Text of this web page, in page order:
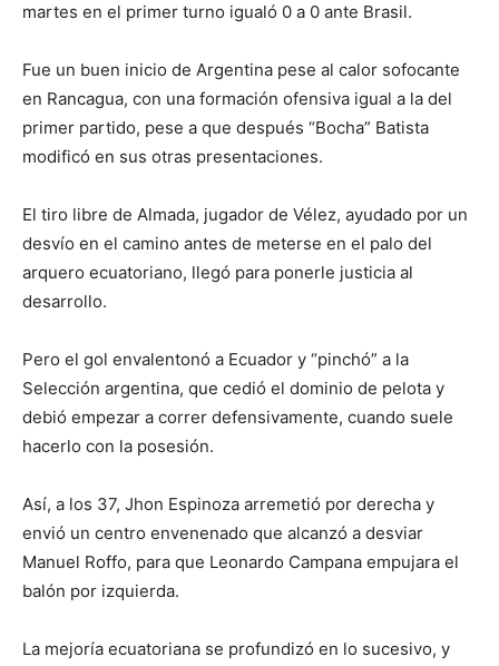
martes en el primer turno igualó 0 a 0 ante Brasil.
Fue un buen inicio de Argentina pese al calor sofocante
en Rancagua, con una formación ofensiva igual a la del
primer partido, pese a que después “Bocha” Batista
modificó en sus otras presentaciones.
El tiro libre de Almada, jugador de Vélez, ayudado por un
desvío en el camino antes de meterse en el palo del
arquero ecuatoriano, llegó para ponerle justicia al
desarrollo.
Pero el gol envalentonó a Ecuador y “pinchó” a la
Selección argentina, que cedió el dominio de pelota y
debió empezar a correr defensivamente, cuando suele
hacerlo con la posesión.
Así, a los 37, Jhon Espinoza arremetió por derecha y
envió un centro envenenado que alcanzó a desviar
Manuel Roffo, para que Leonardo Campana empujara el
balón por izquierda.
La mejoría ecuatoriana se profundizó en lo sucesivo, y